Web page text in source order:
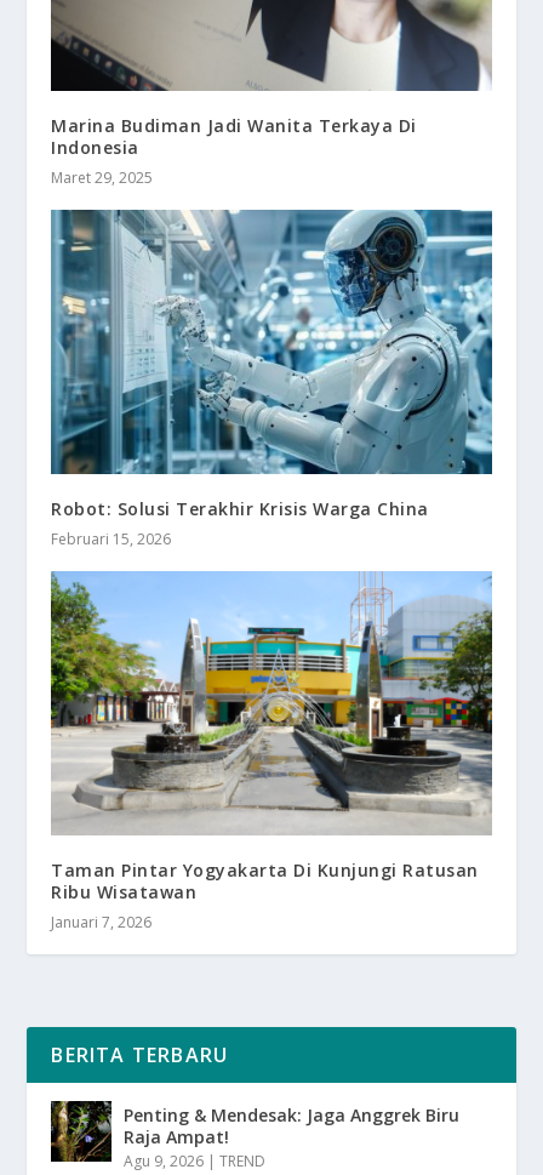
Marina Budiman Jadi Wanita Terkaya Di
Indonesia
Maret 29, 2025
Robot: Solusi Terakhir Krisis Warga China
Februari 15, 2026
Taman Pintar Yogyakarta Di Kunjungi Ratusan
Ribu Wisatawan
Januari 7, 2026
BERITA TERBARU
Penting & Mendesak: Jaga Anggrek Biru
Raja Ampat!
Agu 9, 2026 |TREND